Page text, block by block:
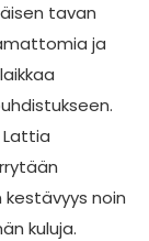
tavan
ja
kestävyys noin
kuluja.